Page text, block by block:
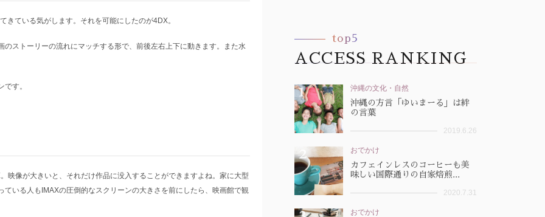
きている気がします。それを可能にしたのが4DX。
ストーリーの流れにマッチする形で、前後左右上下に動きます。また水
す。
映像が大きいと、それだけ作品に没入することができますよね。家に大型
いる人もIMAXの圧倒的なスクリーンの大きさを前にしたら、映画館で観
top5
ACCESS RANKING
沖縄の文化・自然
沖縄の方言「ゆいまーる」は絆
の言葉
2019.6.26
おでかけ
カフェインレスのコーヒーも美
味しい国際通りの自家焙煎...
2020.7.31
おでかけ